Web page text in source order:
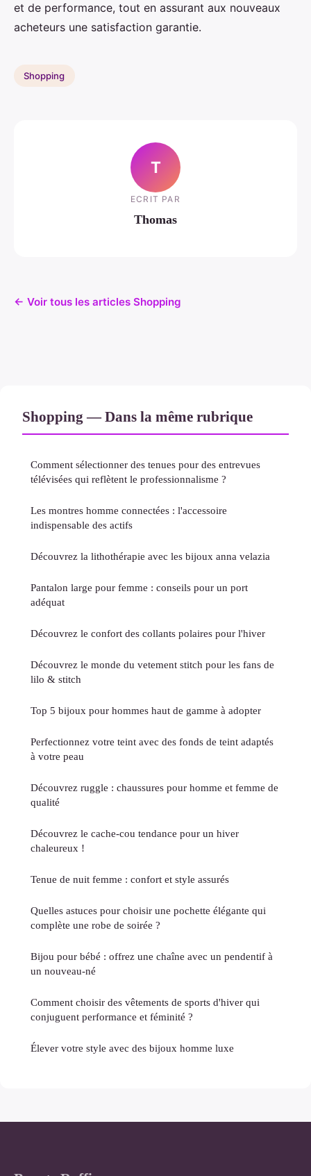
et de performance, tout en assurant aux nouveaux
acheteurs une satisfaction garantie.
Shopping
T
ECRIT PAR
Thomas
← Voir tous les articles Shopping
Shopping — Dans la même rubrique
Comment sélectionner des tenues pour des entrevues
télévisées qui reflètent le professionnalisme ?
Les montres homme connectées : l'accessoire
indispensable des actifs
Découvrez la lithothérapie avec les bijoux anna velazia
Pantalon large pour femme : conseils pour un port
adéquat
Découvrez le confort des collants polaires pour l'hiver
Découvrez le monde du vetement stitch pour les fans de
lilo & stitch
Top 5 bijoux pour hommes haut de gamme à adopter
Perfectionnez votre teint avec des fonds de teint adaptés
à votre peau
Découvrez ruggle : chaussures pour homme et femme de
qualité
Découvrez le cache-cou tendance pour un hiver
chaleureux !
Tenue de nuit femme : confort et style assurés
Quelles astuces pour choisir une pochette élégante qui
complète une robe de soirée ?
Bijou pour bébé : offrez une chaîne avec un pendentif à
un nouveau-né
Comment choisir des vêtements de sports d'hiver qui
conjuguent performance et féminité ?
Élever votre style avec des bijoux homme luxe